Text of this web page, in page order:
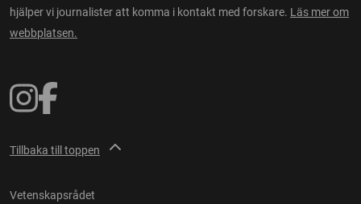
hjälper vi journalister att komma i kontakt med forskare. Läs mer om
webbplatsen.
Tillbaka till toppen
Vetenskapsrådet